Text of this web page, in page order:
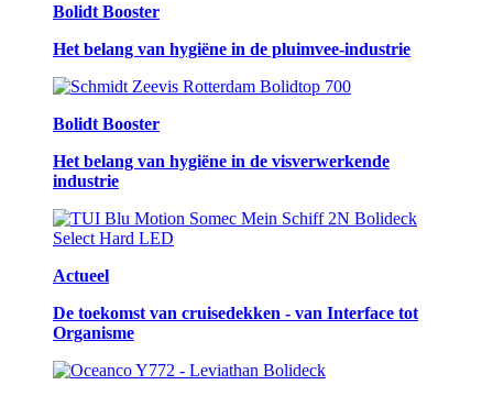
Bolidt Booster
Het belang van hygiëne in de pluimvee-industrie
Bolidt Booster
Het belang van hygiëne in de visverwerkende
industrie
Actueel
De toekomst van cruisedekken - van Interface tot
Organisme